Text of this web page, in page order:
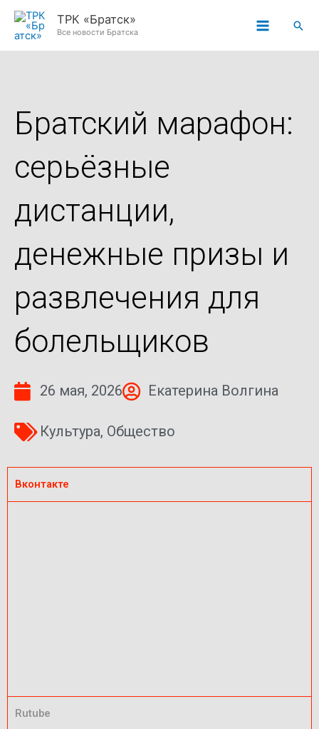
Перейти
ТРК «Братск»
Все новости Братска
Братский марафон:
серьёзные
дистанции,
денежные призы и
развлечения для
болельщиков
26 мая, 2026 Екатерина Волгина
Культура, Общество
Вконтакте
Rutube